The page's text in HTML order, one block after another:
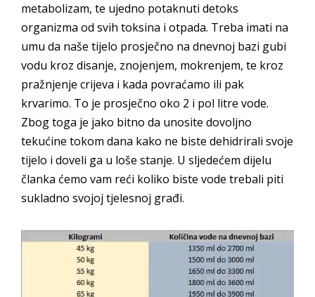
metabolizam, te ujedno potaknuti detoks
organizma od svih toksina i otpada. Treba imati na
umu da naše tijelo prosječno na dnevnoj bazi gubi
vodu kroz disanje, znojenjem, mokrenjem, te kroz
pražnjenje crijeva i kada povraćamo ili pak
krvarimo. To je prosječno oko 2 i pol litre vode.
Zbog toga je jako bitno da unosite dovoljno
tekućine tokom dana kako ne biste dehidrirali svoje
tijelo i doveli ga u loše stanje. U sljedećem dijelu
članka ćemo vam reći koliko biste vode trebali piti
sukladno svojoj tjelesnoj građi.